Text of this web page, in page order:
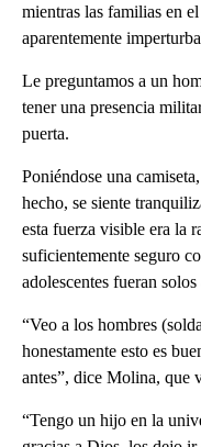
mientras las familias en
aparentemente
Le preguntamos a un
tener una presencia
puerta.
Poniéndose una
hecho, se siente
esta fuerza visible era la
suficientemente seguro
adolescentes fueran
“Veo a los hombres
honestamente esto es
antes”, dice Molina, que
“Tengo un hijo en la